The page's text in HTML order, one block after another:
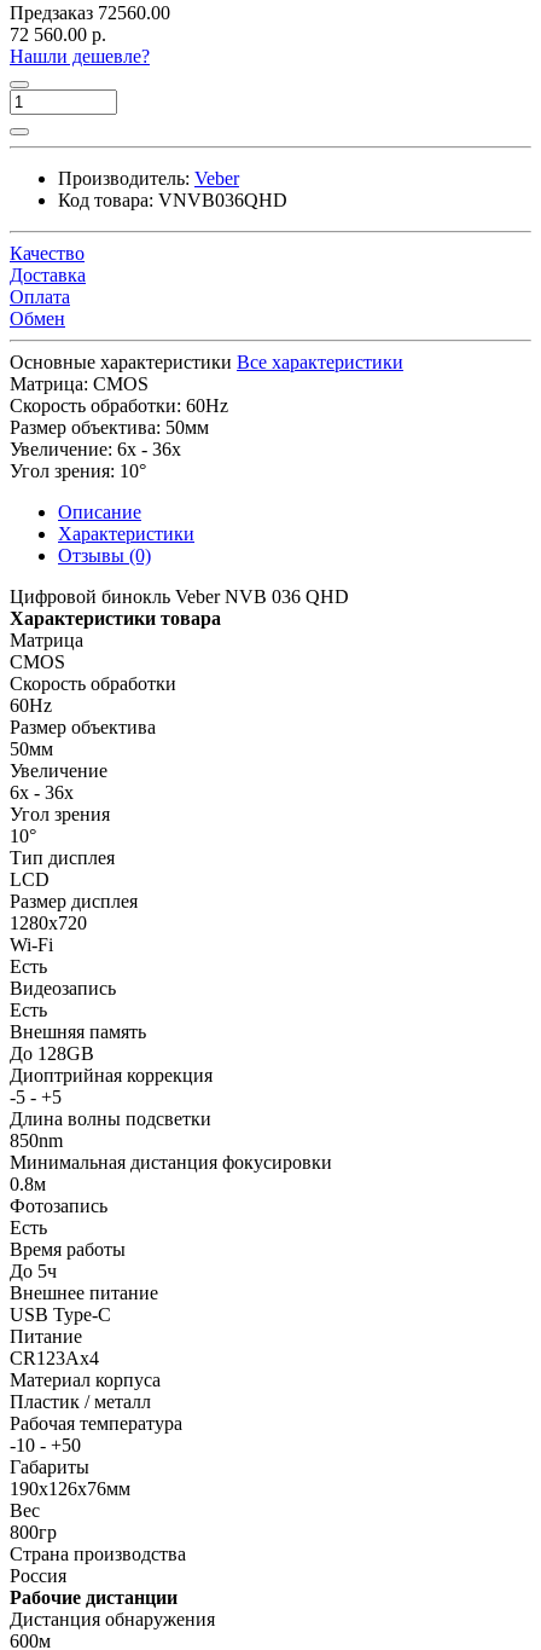
Предзаказ 72560.00
72 560.00 р.
Нашли дешевле?
Производитель: Veber
Код товара: VNVB036QHD
Качество
Доставка
Оплата
Обмен
Основные характеристики Все характеристики
Матрица: CMOS
Скорость обработки: 60Hz
Размер объектива: 50мм
Увеличение: 6x - 36x
Угол зрения: 10°
Описание
Характеристики
Отзывы (0)
Цифровой бинокль Veber NVB 036 QHD
Характеристики товара
Матрица
CMOS
Скорость обработки
60Hz
Размер объектива
50мм
Увеличение
6x - 36x
Угол зрения
10°
Тип дисплея
LCD
Размер дисплея
1280x720
Wi-Fi
Есть
Видеозапись
Есть
Внешняя память
До 128GB
Диоптрийная коррекция
-5 - +5
Длина волны подсветки
850nm
Минимальная дистанция фокусировки
0.8м
Фотозапись
Есть
Время работы
До 5ч
Внешнее питание
USB Type-C
Питание
CR123Ax4
Материал корпуса
Пластик / металл
Рабочая температура
-10 - +50
Габариты
190x126x76мм
Вес
800гр
Страна производства
Россия
Рабочие дистанции
Дистанция обнаружения
600м